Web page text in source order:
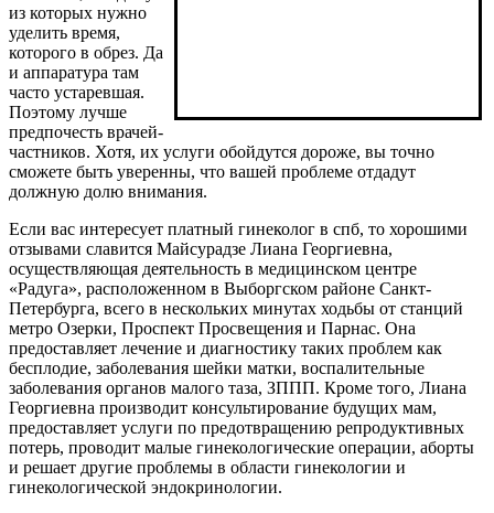
из которых нужно
уделить время,
которого в обрез. Да
и аппаратура там
часто устаревшая.
Поэтому лучше
предпочесть врачей-
частников. Хотя, их услуги обойдутся дороже, вы точно
сможете быть уверенны, что вашей проблеме отдадут
должную долю внимания.
Если вас интересует платный гинеколог в спб, то хорошими
отзывами славится Майсурадзе Лиана Георгиевна,
осуществляющая деятельность в медицинском центре
«Радуга», расположенном в Выборгском районе Санкт-
Петербурга, всего в нескольких минутах ходьбы от станций
метро Озерки, Проспект Просвещения и Парнас. Она
предоставляет лечение и диагностику таких проблем как
бесплодие, заболевания шейки матки, воспалительные
заболевания органов малого таза, ЗППП. Кроме того, Лиана
Георгиевна производит консультирование будущих мам,
предоставляет услуги по предотвращению репродуктивных
потерь, проводит малые гинекологические операции, аборты
и решает другие проблемы в области гинекологии и
гинекологической эндокринологии.